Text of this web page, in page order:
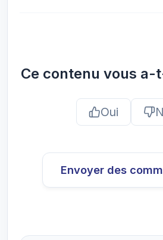
Ce contenu vous a-
Oui
Envoyer des